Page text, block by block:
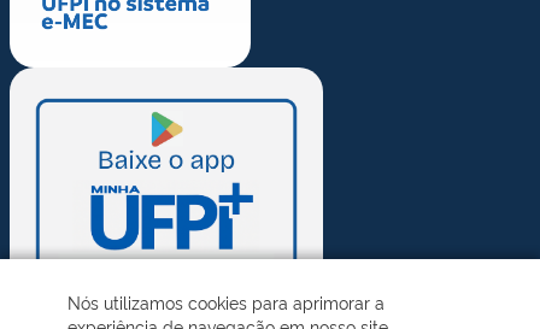
Nós utilizamos cookies para aprimorar a